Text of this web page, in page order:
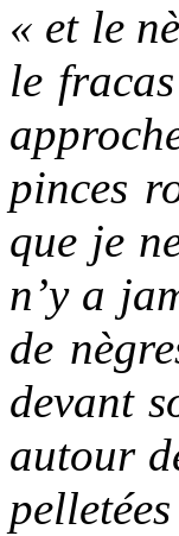
« et le
le
pinces
que je
n’y a
de
devant
autour